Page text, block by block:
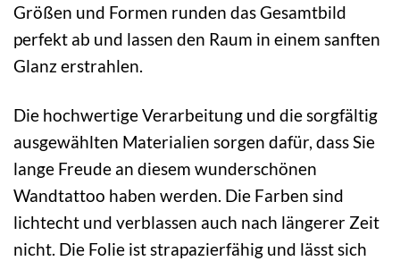
Größen und Formen runden das Gesamtbild
perfekt ab und lassen den Raum in einem sanften
Glanz erstrahlen.
Die hochwertige Verarbeitung und die sorgfältig
ausgewählten Materialien sorgen dafür, dass Sie
lange Freude an diesem wunderschönen
Wandtattoo haben werden. Die Farben sind
lichtecht und verblassen auch nach längerer Zeit
nicht. Die Folie ist strapazierfähig und lässt sich